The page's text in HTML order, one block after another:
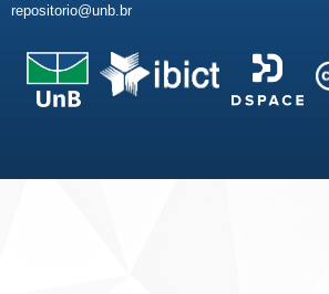
repositorio@unb.br